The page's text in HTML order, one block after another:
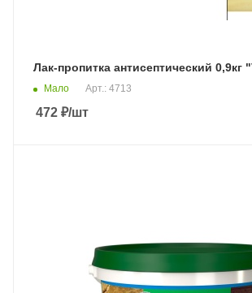
Лак-пропитка антисептический 0,9кг
Мало Арт.: 4713
472 ₽/шт